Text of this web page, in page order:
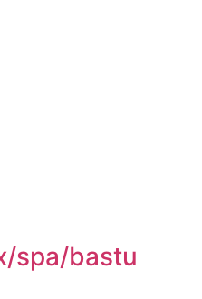
spa/bastu